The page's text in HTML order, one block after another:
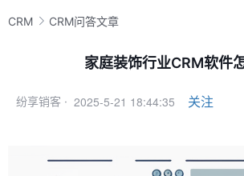
CRM CRM问答文章
家庭装饰行业CRM软件
纷享销客 · 2025-5-21 18:44:35 关注